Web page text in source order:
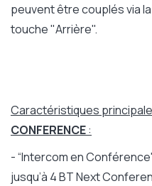
peuvent être couplés via
touche "Arrière".
Caractéristiques
CONFERENCE:
- “Intercom en
jusqu’à 4 BT Next